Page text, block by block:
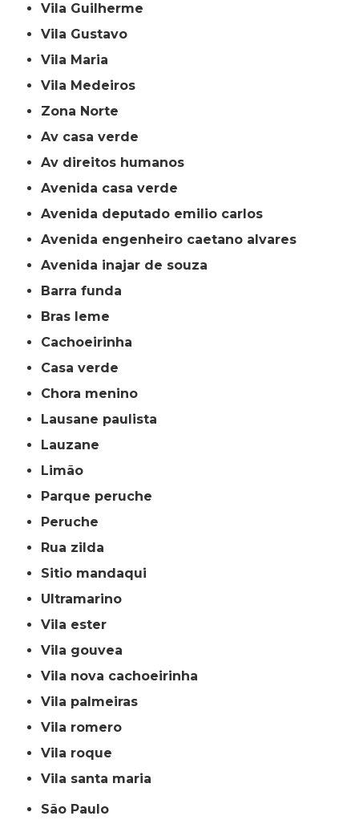
Vila Guilherme
Vila Gustavo
Vila Maria
Vila Medeiros
Zona Norte
av casa verde
av direitos humanos
avenida casa verde
avenida deputado emilio carlos
avenida engenheiro caetano alvares
avenida inajar de souza
barra funda
bras leme
cachoeirinha
casa verde
chora menino
lausane paulista
lauzane
limão
parque peruche
peruche
rua zilda
sitio mandaqui
ultramarino
vila ester
vila gouvea
vila nova cachoeirinha
vila palmeiras
vila romero
vila roque
vila santa maria
São Paulo